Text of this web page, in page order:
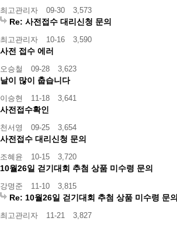
최고관리자
09-30 3,573
Re: 사전접수 대리신청 문의
최고관리자 10-16 3,590
사전 접수 에러
오승철 09-28 3,623
날이 많이 춥습니다
이승현 11-18 3,641
사전접수확인
천서영 09-25 3,654
사전접수 대리신청 문의
조혜윤 10-15 3,720
10월26일 걷기대회 추첨 상품 미수령 문의
강명준 11-10 3,815
Re: 10월26일 걷기대회 추첨 상품 미수령 문의
최고관리자 11-21 3,827